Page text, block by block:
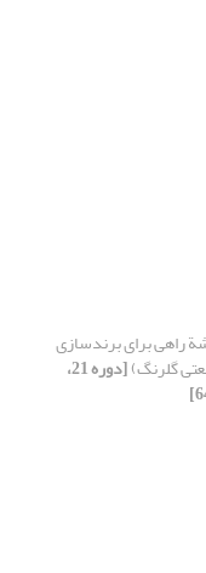
راهی برای برندسازی
گلرنگ) [دوره 21،